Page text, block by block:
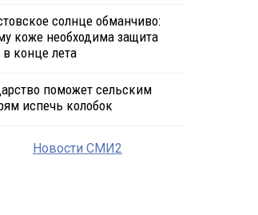
солнце обманчиво:
коже необходима защита
конце лета
поможет сельским
испечь колобок
Новости СМИ2